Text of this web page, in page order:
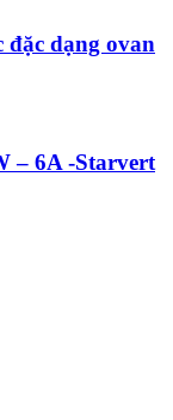
đặc dạng ovan
– 6A -Starvert